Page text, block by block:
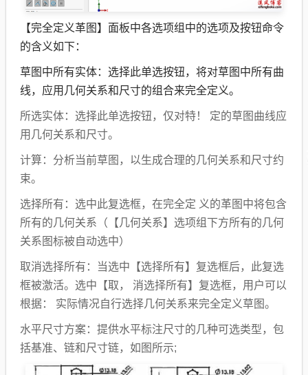
【完全定义革图】面板中各选项组中的选项及按钮命令
的含义如下：
草图中所有实体：选择此单选按钮，将对草图中所有曲
线，应用几何关系和尺寸的组合来完全定义。
所选实体：选择此单选按钮，仅对特！ 定的草图曲线应
用几何关系和尺寸。
计算：分析当前草图，以生成合理的几何关系和尺寸约
束。
选择所有：选中此复选框，在完全定 义的革图中将包含
所有的几何关系（【几何关系】选项组下方所有的几何
关系图标被自动选中）
取消选择所有：当选中【选择所有】复选框后，此复选
框被激活。选中【取， 消选择所有】复选框，用户可以
根据： 实际情况自行选择几何关系来完全定义草图。
水平尺寸方案：提供水平标注尺寸的几种可选类型，包
括基准、链和尺寸链，如图所示;